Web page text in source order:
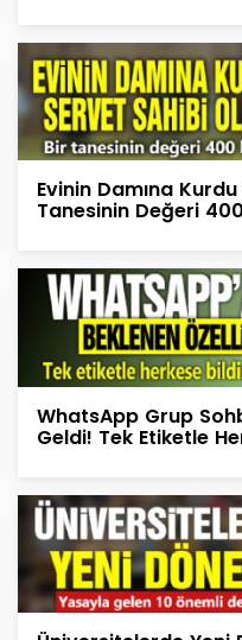
Evinin Damına
Tanesinin Değeri
WhatsApp Grup
Geldi! Tek Etiketle